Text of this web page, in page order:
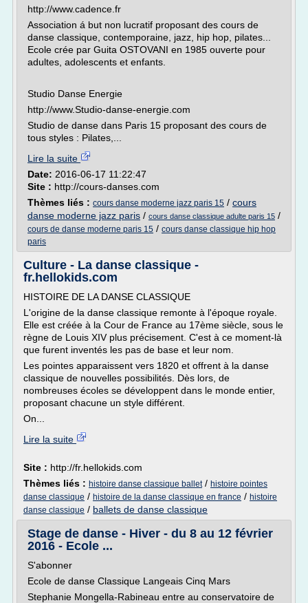
http://www.cadence.fr
Association á but non lucratif proposant des cours de
danse classique, contemporaine, jazz, hip hop, pilates...
Ecole crée par Guita OSTOVANI en 1985 ouverte pour
adultes, adolescents et enfants.
Studio Danse Energie
http://www.Studio-danse-energie.com
Studio de danse dans Paris 15 proposant des cours de
tous styles : Pilates,...
Lire la suite
Date: 2016-06-17 11:22:47
Site : http://cours-danses.com
Thèmes liés : cours danse moderne jazz paris 15 / cours
danse moderne jazz paris / cours danse classique adulte paris 15 /
cours de danse moderne paris 15 / cours danse classique hip hop
paris
Culture - La danse classique -
fr.hellokids.com
HISTOIRE DE LA DANSE CLASSIQUE
L'origine de la danse classique remonte à l'époque royale.
Elle est créée à la Cour de France au 17ème siècle, sous le
règne de Louis XIV plus précisement. C'est à ce moment-là
que furent inventés les pas de base et leur nom.
Les pointes apparaissent vers 1820 et offrent à la danse
classique de nouvelles possibilités. Dès lors, de
nombreuses écoles se développent dans le monde entier,
proposant chacune un style différent.
On...
Lire la suite
Site : http://fr.hellokids.com
Thèmes liés : histoire danse classique ballet/ histoire pointes
danse classique / histoire de la danse classique en france / histoire
danse classique / ballets de danse classique
Stage de danse - Hiver - du 8 au 12 février
2016 - Ecole ...
S'abonner
Ecole de danse Classique Langeais Cinq Mars
Stephanie Mongella-Rabineau entre au conservatoire de